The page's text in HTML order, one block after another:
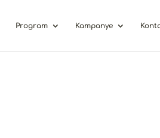
Program Kampanye